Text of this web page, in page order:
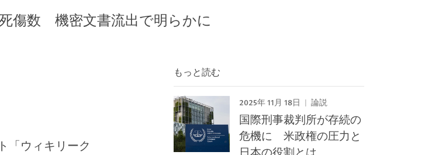
傷数 機密文書流出で明らかに
「ウィキリーク
もっと読む
2025年 11月 18日 論説
国際刑事裁判所が存続の
危機に 米政権の圧力と
日本の役割とは